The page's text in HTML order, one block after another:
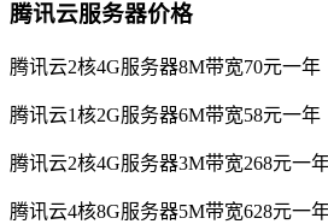
腾讯云服务器价格
腾讯云2核4G服务器8M带宽70元一年
腾讯云1核2G服务器6M带宽58元一年
腾讯云2核4G服务器3M带宽268元一
腾讯云4核8G服务器5M带宽628元一